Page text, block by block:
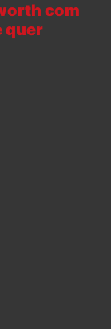
com
quer